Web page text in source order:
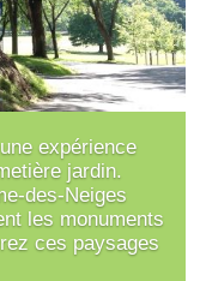
expérience
jardin.
des-Neiges
les monuments
ces paysages